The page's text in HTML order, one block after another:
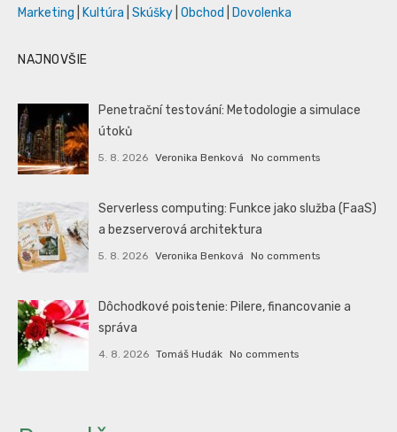
Marketing
Kultúra Skúšky Obchod Dovolenka
NAJNOVŠIE
Penetrační testování: Metodologie a simulace
útoků
5. 8. 2026 Veronika Benková No comments
Serverless computing: Funkce jako služba (FaaS)
a bezserverová architektura
5. 8. 2026 Veronika Benková No comments
Dôchodkové poistenie: Pilere, financovanie a
správa
4. 8. 2026 Tomáš Hudák No comments